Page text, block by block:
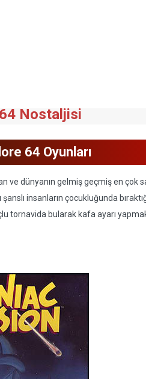
Nostaljisi
64 Oyunları
ve dünyanın gelmiş geçmiş en
insanların çocukluğunda
tornavida bularak kafa ayarı